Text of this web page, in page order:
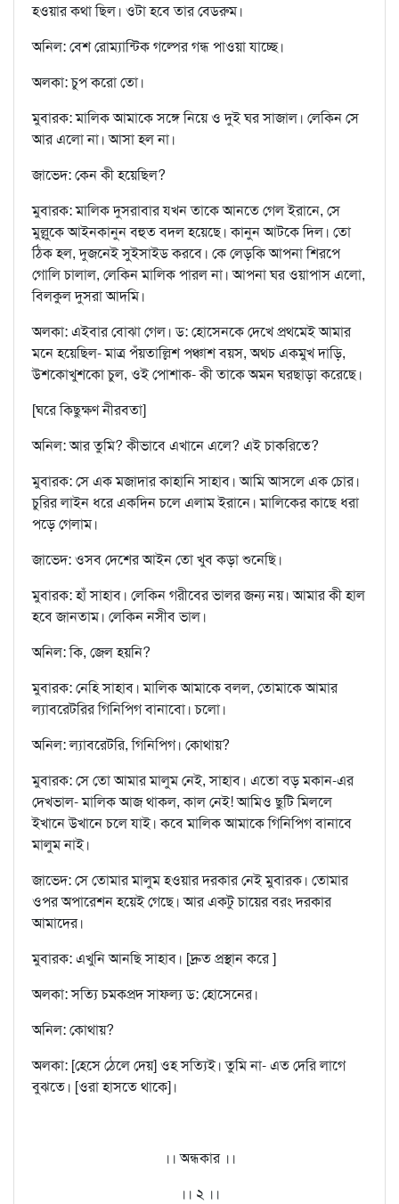
হওয়ার কথা ছিল। ওটা হবে তার বেডরুম।
অনিল: বেশ রোম্যান্টিক গল্পের গন্ধ পাওয়া যাচ্ছে।
অলকা: চুপ করো তো।
মুবারক: মালিক আমাকে সঙ্গে নিয়ে ও দুই ঘর সাজাল। লেকিন সে
আর এলো না। আসা হল না।
জাভেদ: কেন কী হয়েছিল?
মুবারক: মালিক দুসরাবার যখন তাকে আনতে গেল ইরানে, সে
মুল্লুকে আইনকানুন বহুত বদল হয়েছে। কানুন আটকে দিল। তো
ঠিক হল, দুজনেই সুইসাইড করবে। কে লেড়কি আপনা শিরপে
গোলি চালাল, লেকিন মালিক পারল না। আপনা ঘর ওয়াপাস এলো,
বিলকুল দুসরা আদমি।
অলকা: এইবার বোঝা গেল। ড: হোসেনকে দেখে প্রথমেই আমার
মনে হয়েছিল- মাত্র পঁয়তাল্লিশ পঞ্চাশ বয়স, অথচ একমুখ দাড়ি,
উশকোখুশকো চুল, ওই পোশাক- কী তাকে অমন ঘরছাড়া করেছে।
[ঘরে কিছুক্ষণ নীরবতা]
অনিল: আর তুমি? কীভাবে এখানে এলে? এই চাকরিতে?
মুবারক: সে এক মজাদার কাহানি সাহাব। আমি আসলে এক চোর।
চুরির লাইন ধরে একদিন চলে এলাম ইরানে। মালিকের কাছে ধরা
পড়ে গেলাম।
জাভেদ: ওসব দেশের আইন তো খুব কড়া শুনেছি।
মুবারক: হাঁ সাহাব। লেকিন গরীবের ভালর জন্য নয়। আমার কী হাল
হবে জানতাম। লেকিন নসীব ভাল।
অনিল: কি, জেল হয়নি?
মুবারক: নেহি সাহাব। মালিক আমাকে বলল, তোমাকে আমার
ল্যাবরেটরির গিনিপিগ বানাবো। চলো।
অনিল: ল্যাবরেটরি, গিনিপিগ। কোথায়?
মুবারক: সে তো আমার মালুম নেই, সাহাব। এতো বড় মকান-এর
দেখভাল- মালিক আজ থাকল, কাল নেই! আমিও ছুটি মিললে
ইখানে উখানে চলে যাই। কবে মালিক আমাকে গিনিপিগ বানাবে
মালুম নাই।
জাভেদ: সে তোমার মালুম হওয়ার দরকার নেই মুবারক। তোমার
ওপর অপারেশন হয়েই গেছে। আর একটু চায়ের বরং দরকার
আমাদের।
মুবারক: এখুনি আনছি সাহাব। [দ্রুত প্রস্থান করে ]
অলকা: সত্যি চমকপ্রদ সাফল্য ড: হোসেনের।
অনিল: কোথায়?
অলকা: [হেসে ঠেলে দেয়] ওহ সত্যিই। তুমি না- এত দেরি লাগে
বুঝতে। [ওরা হাসতে থাকে]।
।। অন্ধকার ।।
।। ২ ।।